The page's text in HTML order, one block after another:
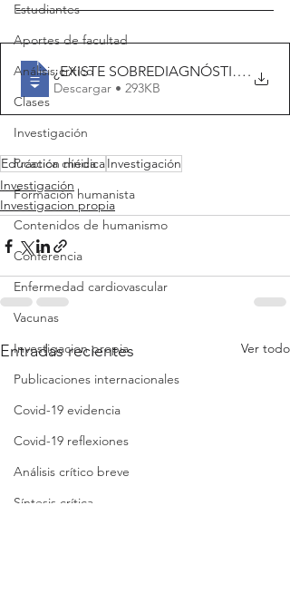
Estudiantes
Aportes de facultad
Análisis crítico
Clases
Investigación
Práctica clínica
Formación humanista
Contenidos de humanismo
Conferencia
Enfermedad cardiovascular
Vacunas
Investigacion propia
Publicaciones internacionales
Covid-19 evidencia
Covid-19 reflexiones
Análisis crítico breve
Síntesis crítica
¿EXISTE SOBREDIAGNÓSTICO DE
.
Descargar • 293KB
Educación médicaInvestigación
Investigación
Investigacion propia
Entradas recientes Ver todo